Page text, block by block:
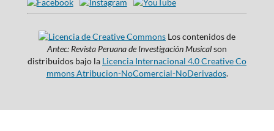
Los contenidos de
Antec: Revista Peruana de Investigación Musicalson
distribuidos bajo la Licencia Internacional 4.0 Creative Co
mmons Atribucion-NoComercial-NoDerivados.